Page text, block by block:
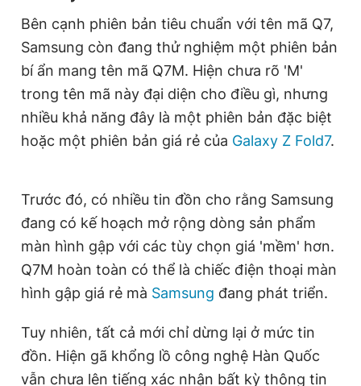
Phó tổng biên tập thường trực: Hải Thành
Phó tổng biên tập: Trần Việt Hưng
Tổng thư ký tòa soạn: Đức Trung
Giấy phép xuất bản số 110/GP - BTTTT cấp ngày 24.3.2020
© 2003-2026 Bản quyền thuộc về Báo Thanh Niên. Cấm sao
chép dưới mọi hình thức nếu không có sự chấp thuận bằng văn
bản. Phát triển bởi ePi Technologies, JSC.
Bên cạnh phiên bản tiêu chuẩn với tên mã Q7,
Samsung còn đang thử nghiệm một phiên bản
bí ẩn mang tên mã Q7M. Hiện chưa rõ 'M'
trong tên mã này đại diện cho điều gì, nhưng
nhiều khả năng đây là một phiên bản đặc biệt
hoặc một phiên bản giá rẻ của Galaxy Z Fold7.
Trước đó, có nhiều tin đồn cho rằng Samsung
đang có kế hoạch mở rộng dòng sản phẩm
màn hình gập với các tùy chọn giá 'mềm' hơn.
Q7M hoàn toàn có thể là chiếc điện thoại màn
hình gập giá rẻ mà Samsung đang phát triển.
Tuy nhiên, tất cả mới chỉ dừng lại ở mức tin
đồn. Hiện gã khổng lồ công nghệ Hàn Quốc
vẫn chưa lên tiếng xác nhận bất kỳ thông tin